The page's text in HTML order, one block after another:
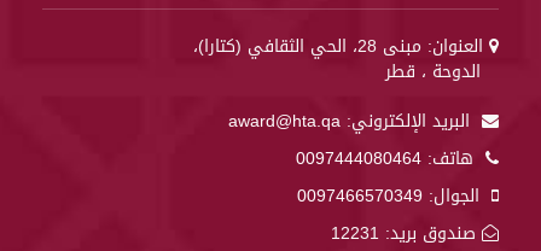
العنوان: مبنى 28، الحي الثقافي (كتارا)،
الدوحة ، قطر
البريد الإلكتروني: award@hta.qa
هاتف: 0097444080464
الجوال: 0097466570349
صندوق بريد: 12231